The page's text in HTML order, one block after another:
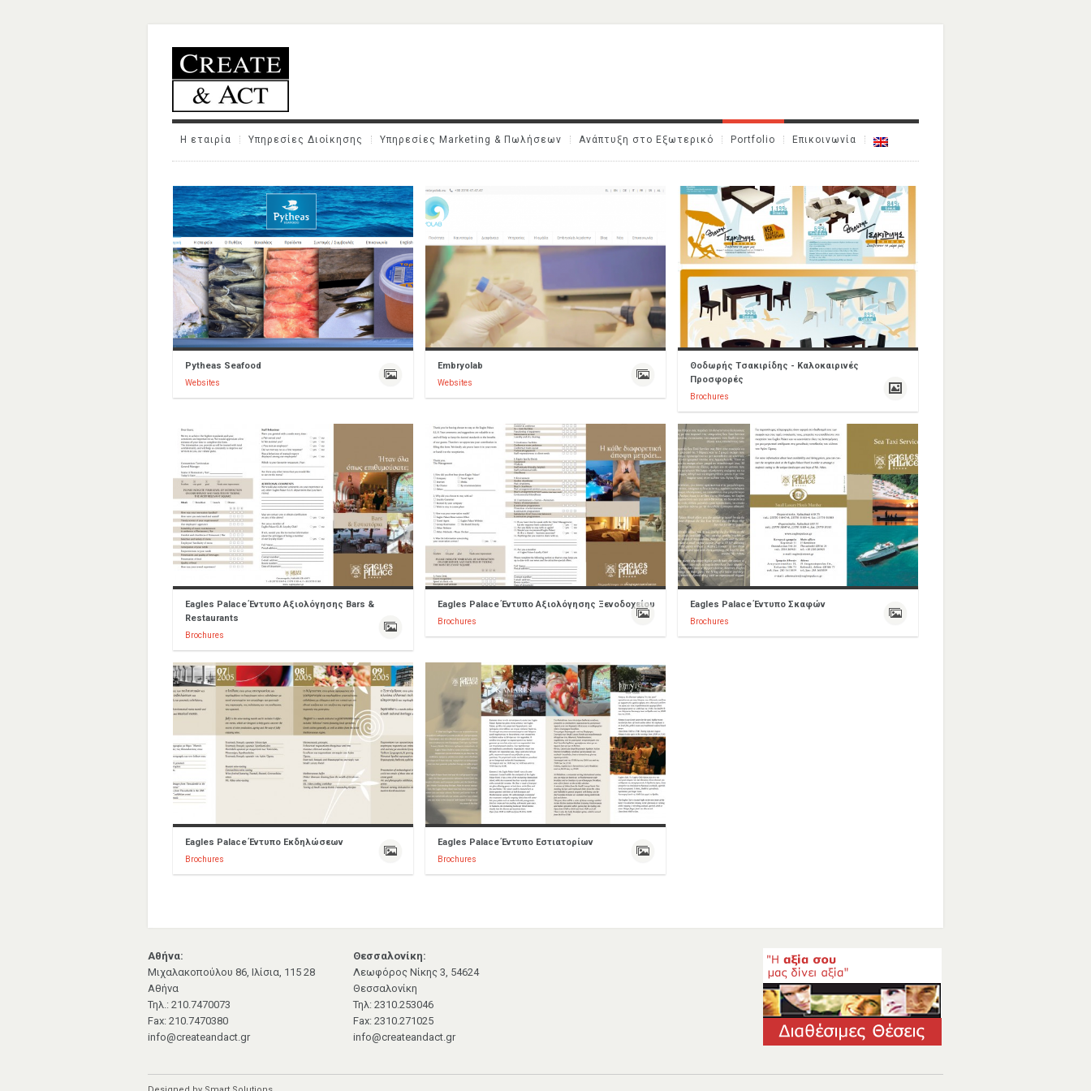
Η εταιρία Υπηρεσίες Διοίκησης Υπηρεσίες Marketing & Πωλήσεων Ανάπτυξη στο Εξωτερικό Portfolio Επικοινωνία
Pytheas Seafood
Websites
Embryolab
Websites
Θοδωρής Τσακιρίδης - Καλοκαιρινές
Προσφορές
Brochures
Eagles Palace Έντυπο Αξιολόγησης Bars &
Restaurants
Brochures
Eagles Palace Έντυπο Αξιολόγησης Ξενοδοχείου
Brochures
Eagles Palace Έντυπο Σκαφών
Brochures
Eagles Palace Έντυπο Εκδηλώσεων
Brochures
Eagles Palace Έντυπο Εστιατορίων
Brochures
Αθήνα:
Μιχαλακοπούλου 86, Ιλίσια, 115 28
Αθήνα
Τηλ.: 210.7470073
Fax: 210.7470380
info@createandact.gr
Θεσσαλονίκη:
Λεωφόρος Νίκης 3, 54624
Θεσσαλονίκη
Τηλ: 2310.253046
Fax: 2310.271025
info@createandact.gr